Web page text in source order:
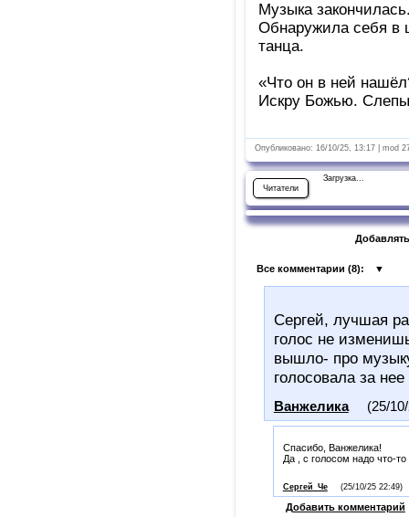
Музыка
Обнаружила себя в
танца.
«Что он в ней
Искру Божью.
Опубликовано: 16/10/25, 13:17 | mod
Читатели
Загрузка...
Все комментарии (8): ▼
Сергей, лучшая
голос не
вышло- про
голосовала за
Ванжелика (25/
Спасибо, Ванжелика!
Да , с голосом надо что-
Сергей_Че (25/10/25 22:49)
Добавить комментарий